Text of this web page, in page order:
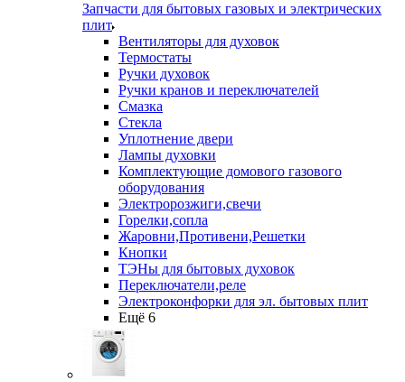
Запчасти для бытовых газовых и электрических
плит
Вентиляторы для духовок
Термостаты
Ручки духовок
Ручки кранов и переключателей
Смазка
Стекла
Уплотнение двери
Лампы духовки
Комплектующие домового газового
оборудования
Электророзжиги,свечи
Горелки,сопла
Жаровни,Противени,Решетки
Кнопки
ТЭНы для бытовых духовок
Переключатели,реле
Электроконфорки для эл. бытовых плит
Ещё 6